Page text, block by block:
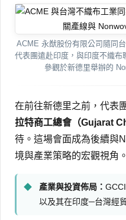
ACME 永猷股份有限公司隨同
代表團遠赴印度，與印度不織布
參觀於新德里舉辦的
在前往新德里之前，代表
拉特商工總會（Gujarat
待。這場會面成為後續與
境與產業策略的宏觀視角。
產業與投資佈局：
以及其在印度─台灣經